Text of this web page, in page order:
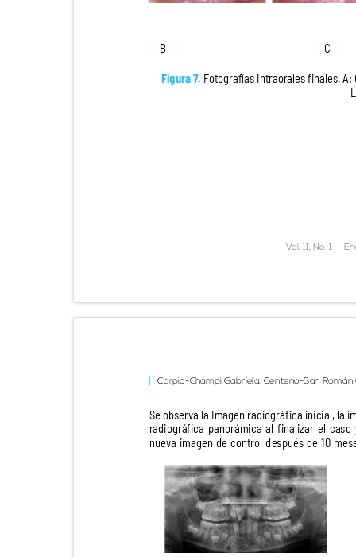
B C
Figura 7. Fotografías intraorales finales.
Vol. 11, No. 1 |
Carpio-Champi Gabriela, Centeno-San
Se observa la Imagen radiográfica inicial, la
radiográfica panorámica al finalizar el
nueva imagen de control después de 10